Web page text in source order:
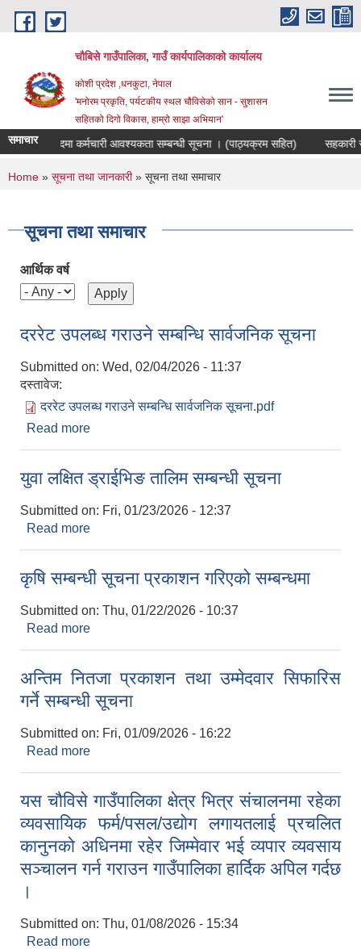
Skip to main content
चौबिसे गाउँपालिका, गाउँ कार्यपालिकाको कार्यालय
कोशी प्रदेश ,धनकुटा, नेपाल
'मनोरम प्रकृति, पर्यटकीय स्थल चौविसेको सान - सुशासन
सहितको दिगो विकास, हाम्रो साझा अभियान'
समाचार
संयोजक पदमा कर्मचारी आवश्यकता सम्बन्धी सूचना । (पाठ्यक्रम सहित) सहकारी
You are here
Home » सूचना तथा जानकारी» सूचना तथा समाचार
सूचना तथा समाचार
आर्थिक वर्ष
दररेट उपलब्ध गराउने सम्बन्धि सार्वजनिक सूचना
Submitted on: Wed, 02/04/2026 - 11:37
दस्तावेज:
दररेट उपलब्ध गराउने सम्बन्धि सार्वजनिक सूचना.pdf
Read more
युवा लक्षित ड्राईभिङ तालिम सम्बन्धी सूचना
Submitted on: Fri, 01/23/2026 - 12:37
Read more
कृषि सम्बन्धी सूचना प्रकाशन गरिएको सम्बन्धमा
Submitted on: Thu, 01/22/2026 - 10:37
Read more
अन्तिम नितजा प्रकाशन तथा उम्मेदवार सिफारिस
गर्ने सम्बन्धी सूचना
Submitted on: Fri, 01/09/2026 - 16:22
Read more
यस चौविसे गाउँपालिका क्षेत्र भित्र संचालनमा रहेका
व्यवसायिक फर्म/पसल/उद्योग लगायतलाई प्रचलित
कानुनको अधिनमा रहेर जिम्मेवार भई व्यपार व्यवसाय
सञ्चालन गर्न गराउन गाउँपालिका हार्दिक अपिल गर्दछ
।
Submitted on: Thu, 01/08/2026 - 15:34
Read more